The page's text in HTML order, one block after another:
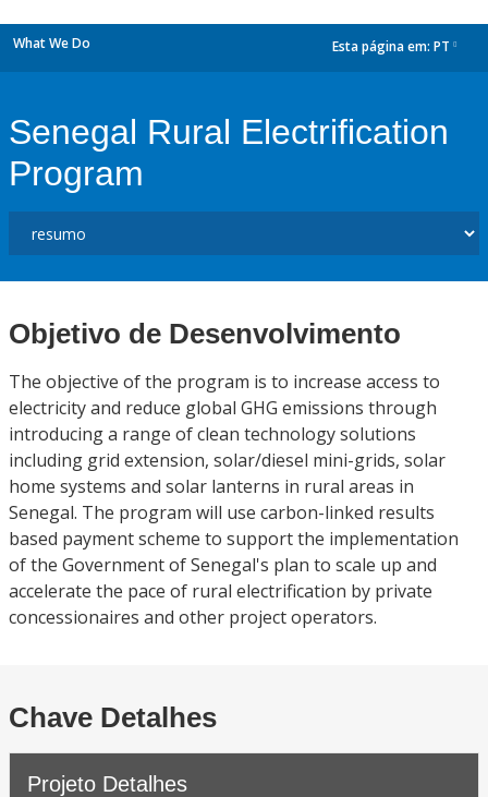
What We Do Esta página em: PT
Senegal Rural Electrification
Program
Objetivo de Desenvolvimento
The objective of the program is to increase access to
electricity and reduce global GHG emissions through
introducing a range of clean technology solutions
including grid extension, solar/diesel mini-grids, solar
home systems and solar lanterns in rural areas in
Senegal. The program will use carbon-linked results
based payment scheme to support the implementation
of the Government of Senegal's plan to scale up and
accelerate the pace of rural electrification by private
concessionaires and other project operators.
Chave Detalhes
Projeto Detalhes